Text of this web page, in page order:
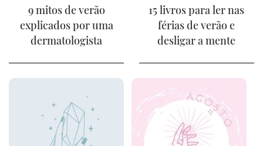
9 mitos de verão
explicados por uma
dermatologista
15 livros para ler nas
férias de verão e
desligar a mente